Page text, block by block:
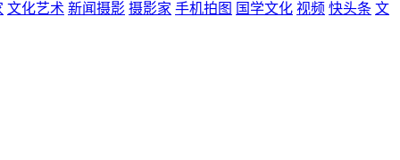
文化艺术 新闻摄影 摄影家 手机拍图 国学文化 视频 快头条 文